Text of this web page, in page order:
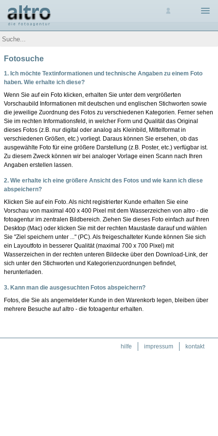
fotosuche
auftragsproduktion
die fotografen
fotoagentur
für fotografen
agb
Fotosuche
1. Ich möchte Textinformationen und technische Angaben zu einem Foto
haben. Wie erhalte ich diese?
Wenn Sie auf ein Foto klicken, erhalten Sie unter dem vergrößerten
Vorschaubild Informationen mit deutschen und englischen Stichworten sowie
die jeweilige Zuordnung des Fotos zu verschiedenen Kategorien. Ferner sehen
Sie im rechten Informationsfeld, in welcher Form und Qualität das Original
dieses Fotos (z.B. nur digital oder analog als Kleinbild, Mittelformat in
verschiedenen Größen, etc.) vorliegt. Daraus können Sie ersehen, ob das
ausgewählte Foto für eine größere Darstellung (z.B. Poster, etc.) verfügbar ist.
Zu diesem Zweck können wir bei analoger Vorlage einen Scann nach Ihren
Angaben erstellen lassen.
2. Wie erhalte ich eine größere Ansicht des Fotos und wie kann ich diese
abspeichern?
Klicken Sie auf ein Foto. Als nicht registrierter Kunde erhalten Sie eine
Vorschau von maximal 400 x 400 Pixel mit dem Wasserzeichen von altro - die
fotoagentur im zentralen Bildbereich. Ziehen Sie dieses Foto einfach auf Ihren
Desktop (Mac) oder klicken Sie mit der rechten Maustaste darauf und wählen
Sie "Ziel speichern unter ..." (PC). Als freigeschalteter Kunde können Sie sich
ein Layoutfoto in besserer Qualität (maximal 700 x 700 Pixel) mit
Wasserzeichen in der rechten unteren Bildecke über den Download-Link, der
sich unter den Stichworten und Kategorienzuordnungen befindet,
herunterladen.
3. Kann man die ausgesuchten Fotos abspeichern?
Fotos, die Sie als angemeldeter Kunde in den Warenkorb legen, bleiben über
mehrere Besuche auf altro - die fotoagentur erhalten.
hilfe impressum kontakt